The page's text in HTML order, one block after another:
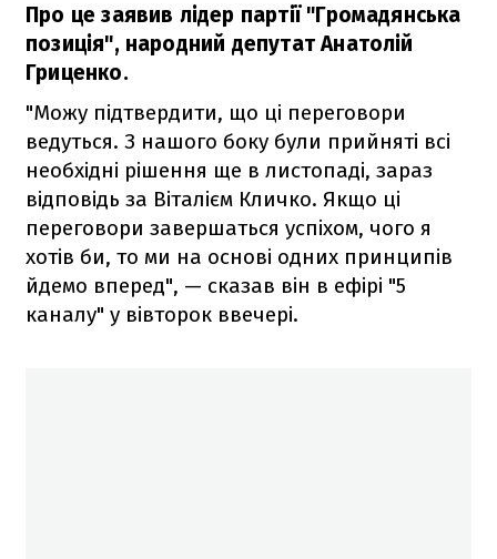
Про це заявив лідер партії "Громадянська
позиція", народний депутат Анатолій
Гриценко.
"Можу підтвердити, що ці переговори
ведуться. З нашого боку були прийняті всі
необхідні рішення ще в листопаді, зараз
відповідь за Віталієм Кличко. Якщо ці
переговори завершаться успіхом, чого я
хотів би, то ми на основі одних принципів
йдемо вперед", — сказав він в ефірі "5
каналу" у вівторок ввечері.